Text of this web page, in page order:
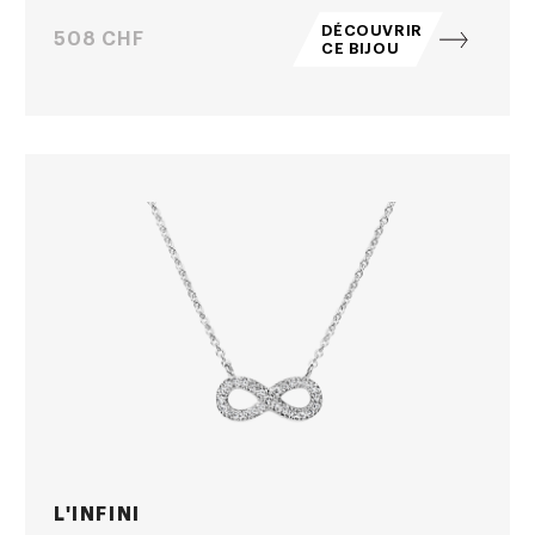
Prix
508 CHF
DÉCOUVRIR
CE BIJOU
L'INFINI